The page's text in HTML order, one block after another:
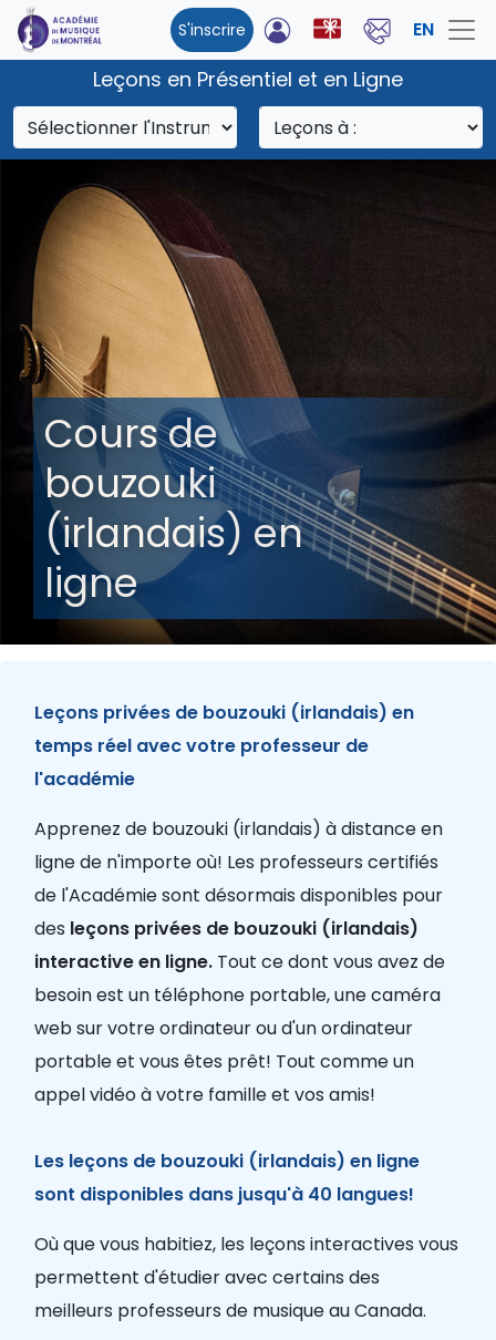
S'inscrire EN
Leçons en Présentiel et en Ligne
Cours de
bouzouki
(irlandais) en
ligne
Leçons privées de bouzouki (irlandais) en
temps réel avec votre professeur de
l'académie
Apprenez de bouzouki (irlandais) à distance en
ligne de n'importe où! Les professeurs certifiés
de l'Académie sont désormais disponibles pour
des leçons privées de bouzouki (irlandais)
interactive en ligne. Tout ce dont vous avez de
besoin est un téléphone portable, une caméra
web sur votre ordinateur ou d'un ordinateur
portable et vous êtes prêt! Tout comme un
appel vidéo à votre famille et vos amis!
Les leçons de bouzouki (irlandais) en ligne
sont disponibles dans jusqu'à 40 langues!
Où que vous habitiez, les leçons interactives vous
permettent d'étudier avec certains des
meilleurs professeurs de musique au Canada.